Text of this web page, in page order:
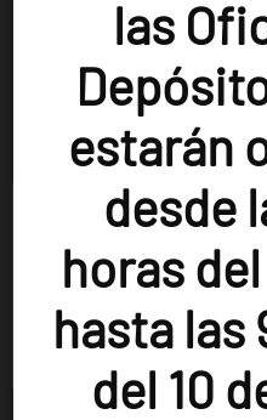
El secreto de Jacinto
Hernández
Usamos cookies en nuestro
experiencia más relevante
visitas repetidas. Al hacer
de TODAS las cookies.
+info Configurar cookies
las
estarán
desde
horas
hasta las
del 10